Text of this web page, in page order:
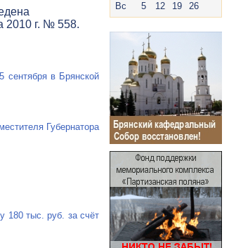
2010 г. № 558.
сентября в Брянской
Губернатора
180 тыс. руб. за счёт
Вс
5 12 19 26